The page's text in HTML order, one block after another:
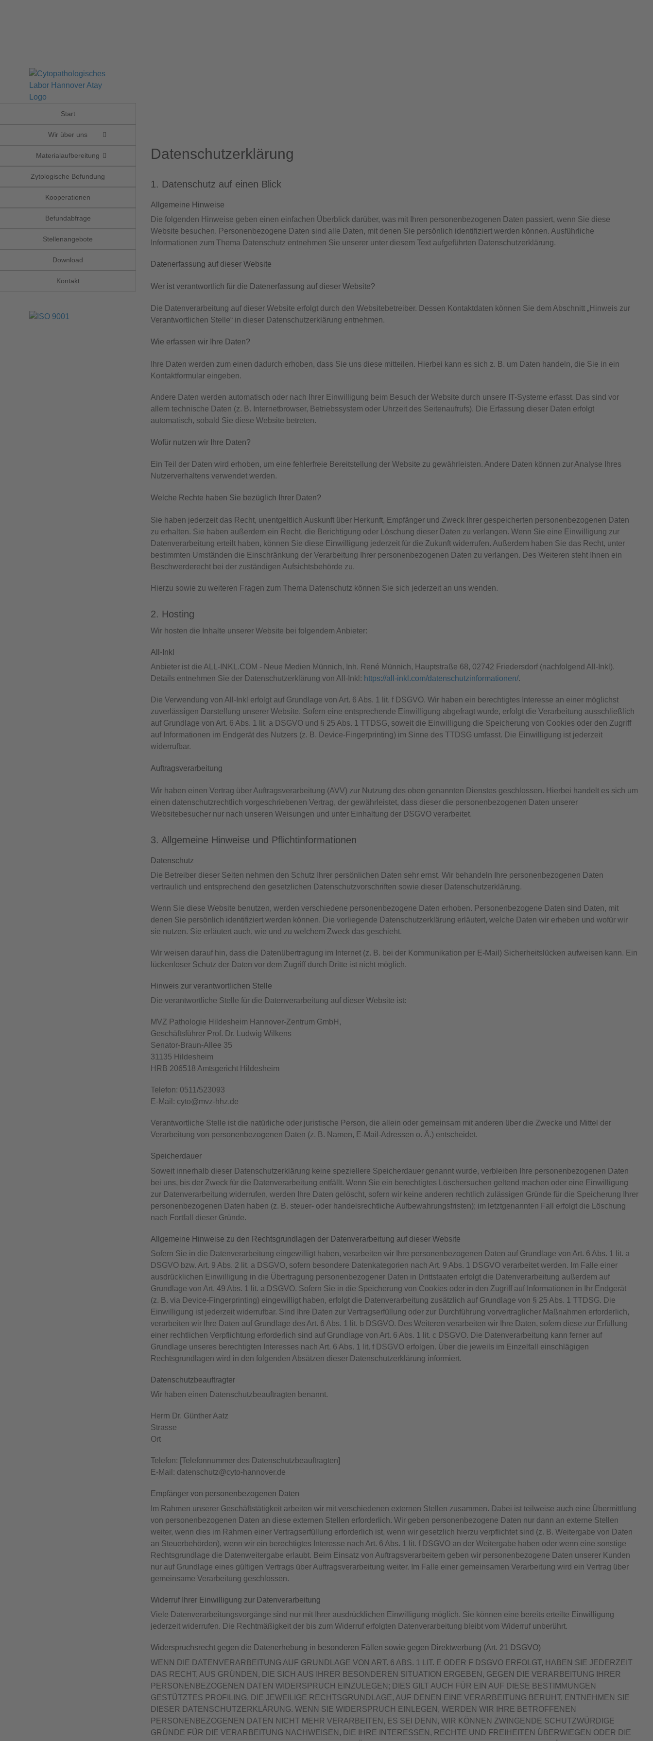
Start
Wir über uns
Materialaufbereitung
Zytologische Befundung
Kooperationen
Befundabfrage
Stellenangebote
Download
Kontakt
Datenschutz­erklärung
1. Datenschutz auf einen Blick
Allgemeine Hinweise
Die folgenden Hinweise geben einen einfachen Überblick darüber, was mit Ihren personenbezogenen Daten passiert, wenn Sie diese
Website besuchen. Personenbezogene Daten sind alle Daten, mit denen Sie persönlich identifiziert werden können. Ausführliche
Informationen zum Thema Datenschutz entnehmen Sie unserer unter diesem Text aufgeführten Datenschutzerklärung.
Datenerfassung auf dieser Website
Wer ist verantwortlich für die Datenerfassung auf dieser Website?
Die Datenverarbeitung auf dieser Website erfolgt durch den Websitebetreiber. Dessen Kontaktdaten können Sie dem Abschnitt „Hinweis zur
Verantwortlichen Stelle“ in dieser Datenschutzerklärung entnehmen.
Wie erfassen wir Ihre Daten?
Ihre Daten werden zum einen dadurch erhoben, dass Sie uns diese mitteilen. Hierbei kann es sich z. B. um Daten handeln, die Sie in ein
Kontaktformular eingeben.
Andere Daten werden automatisch oder nach Ihrer Einwilligung beim Besuch der Website durch unsere IT-Systeme erfasst. Das sind vor
allem technische Daten (z. B. Internetbrowser, Betriebssystem oder Uhrzeit des Seitenaufrufs). Die Erfassung dieser Daten erfolgt
automatisch, sobald Sie diese Website betreten.
Wofür nutzen wir Ihre Daten?
Ein Teil der Daten wird erhoben, um eine fehlerfreie Bereitstellung der Website zu gewährleisten. Andere Daten können zur Analyse Ihres
Nutzerverhaltens verwendet werden.
Welche Rechte haben Sie bezüglich Ihrer Daten?
Sie haben jederzeit das Recht, unentgeltlich Auskunft über Herkunft, Empfänger und Zweck Ihrer gespeicherten personenbezogenen Daten
zu erhalten. Sie haben außerdem ein Recht, die Berichtigung oder Löschung dieser Daten zu verlangen. Wenn Sie eine Einwilligung zur
Datenverarbeitung erteilt haben, können Sie diese Einwilligung jederzeit für die Zukunft widerrufen. Außerdem haben Sie das Recht, unter
bestimmten Umständen die Einschränkung der Verarbeitung Ihrer personenbezogenen Daten zu verlangen. Des Weiteren steht Ihnen ein
Beschwerderecht bei der zuständigen Aufsichtsbehörde zu.
Hierzu sowie zu weiteren Fragen zum Thema Datenschutz können Sie sich jederzeit an uns wenden.
2. Hosting
Wir hosten die Inhalte unserer Website bei folgendem Anbieter:
All-Inkl
Anbieter ist die ALL-INKL.COM - Neue Medien Münnich, Inh. René Münnich, Hauptstraße 68, 02742 Friedersdorf (nachfolgend All-Inkl).
Details entnehmen Sie der Datenschutzerklärung von All-Inkl: https://all-inkl.com/datenschutzinformationen/.
Die Verwendung von All-Inkl erfolgt auf Grundlage von Art. 6 Abs. 1 lit. f DSGVO. Wir haben ein berechtigtes Interesse an einer möglichst
zuverlässigen Darstellung unserer Website. Sofern eine entsprechende Einwilligung abgefragt wurde, erfolgt die Verarbeitung ausschließlich
auf Grundlage von Art. 6 Abs. 1 lit. a DSGVO und § 25 Abs. 1 TTDSG, soweit die Einwilligung die Speicherung von Cookies oder den Zugriff
auf Informationen im Endgerät des Nutzers (z. B. Device-Fingerprinting) im Sinne des TTDSG umfasst. Die Einwilligung ist jederzeit
widerrufbar.
Auftragsverarbeitung
Wir haben einen Vertrag über Auftragsverarbeitung (AVV) zur Nutzung des oben genannten Dienstes geschlossen. Hierbei handelt es sich um
einen datenschutzrechtlich vorgeschriebenen Vertrag, der gewährleistet, dass dieser die personenbezogenen Daten unserer
Websitebesucher nur nach unseren Weisungen und unter Einhaltung der DSGVO verarbeitet.
3. Allgemeine Hinweise und Pflicht­informationen
Datenschutz
Die Betreiber dieser Seiten nehmen den Schutz Ihrer persönlichen Daten sehr ernst. Wir behandeln Ihre personenbezogenen Daten
vertraulich und entsprechend den gesetzlichen Datenschutzvorschriften sowie dieser Datenschutzerklärung.
Wenn Sie diese Website benutzen, werden verschiedene personenbezogene Daten erhoben. Personenbezogene Daten sind Daten, mit
denen Sie persönlich identifiziert werden können. Die vorliegende Datenschutzerklärung erläutert, welche Daten wir erheben und wofür wir
sie nutzen. Sie erläutert auch, wie und zu welchem Zweck das geschieht.
Wir weisen darauf hin, dass die Datenübertragung im Internet (z. B. bei der Kommunikation per E-Mail) Sicherheitslücken aufweisen kann. Ein
lückenloser Schutz der Daten vor dem Zugriff durch Dritte ist nicht möglich.
Hinweis zur verantwortlichen Stelle
Die verantwortliche Stelle für die Datenverarbeitung auf dieser Website ist:
MVZ Pathologie Hildesheim Hannover-Zentrum GmbH,
Geschäftsführer Prof. Dr. Ludwig Wilkens
Senator-Braun-Allee 35
31135 Hildesheim
HRB 206518 Amtsgericht Hildesheim
Telefon: 0511/523093
E-Mail: cyto@mvz-hhz.de
Verantwortliche Stelle ist die natürliche oder juristische Person, die allein oder gemeinsam mit anderen über die Zwecke und Mittel der
Verarbeitung von personenbezogenen Daten (z. B. Namen, E-Mail-Adressen o. Ä.) entscheidet.
Speicherdauer
Soweit innerhalb dieser Datenschutzerklärung keine speziellere Speicherdauer genannt wurde, verbleiben Ihre personenbezogenen Daten
bei uns, bis der Zweck für die Datenverarbeitung entfällt. Wenn Sie ein berechtigtes Löschersuchen geltend machen oder eine Einwilligung
zur Datenverarbeitung widerrufen, werden Ihre Daten gelöscht, sofern wir keine anderen rechtlich zulässigen Gründe für die Speicherung Ihrer
personenbezogenen Daten haben (z. B. steuer- oder handelsrechtliche Aufbewahrungsfristen); im letztgenannten Fall erfolgt die Löschung
nach Fortfall dieser Gründe.
Allgemeine Hinweise zu den Rechtsgrundlagen der Datenverarbeitung auf dieser Website
Sofern Sie in die Datenverarbeitung eingewilligt haben, verarbeiten wir Ihre personenbezogenen Daten auf Grundlage von Art. 6 Abs. 1 lit. a
DSGVO bzw. Art. 9 Abs. 2 lit. a DSGVO, sofern besondere Datenkategorien nach Art. 9 Abs. 1 DSGVO verarbeitet werden. Im Falle einer
ausdrücklichen Einwilligung in die Übertragung personenbezogener Daten in Drittstaaten erfolgt die Datenverarbeitung außerdem auf
Grundlage von Art. 49 Abs. 1 lit. a DSGVO. Sofern Sie in die Speicherung von Cookies oder in den Zugriff auf Informationen in Ihr Endgerät
(z. B. via Device-Fingerprinting) eingewilligt haben, erfolgt die Datenverarbeitung zusätzlich auf Grundlage von § 25 Abs. 1 TTDSG. Die
Einwilligung ist jederzeit widerrufbar. Sind Ihre Daten zur Vertragserfüllung oder zur Durchführung vorvertraglicher Maßnahmen erforderlich,
verarbeiten wir Ihre Daten auf Grundlage des Art. 6 Abs. 1 lit. b DSGVO. Des Weiteren verarbeiten wir Ihre Daten, sofern diese zur Erfüllung
einer rechtlichen Verpflichtung erforderlich sind auf Grundlage von Art. 6 Abs. 1 lit. c DSGVO. Die Datenverarbeitung kann ferner auf
Grundlage unseres berechtigten Interesses nach Art. 6 Abs. 1 lit. f DSGVO erfolgen. Über die jeweils im Einzelfall einschlägigen
Rechtsgrundlagen wird in den folgenden Absätzen dieser Datenschutzerklärung informiert.
Datenschutz­beauftragter
Wir haben einen Datenschutzbeauftragten benannt.
Herrn Dr. Günther Aatz
Strasse
Ort
Telefon: [Telefonnummer des Datenschutzbeauftragten]
E-Mail: datenschutz@cyto-hannover.de
Empfänger von personenbezogenen Daten
Im Rahmen unserer Geschäftstätigkeit arbeiten wir mit verschiedenen externen Stellen zusammen. Dabei ist teilweise auch eine Übermittlung
von personenbezogenen Daten an diese externen Stellen erforderlich. Wir geben personenbezogene Daten nur dann an externe Stellen
weiter, wenn dies im Rahmen einer Vertragserfüllung erforderlich ist, wenn wir gesetzlich hierzu verpflichtet sind (z. B. Weitergabe von Daten
an Steuerbehörden), wenn wir ein berechtigtes Interesse nach Art. 6 Abs. 1 lit. f DSGVO an der Weitergabe haben oder wenn eine sonstige
Rechtsgrundlage die Datenweitergabe erlaubt. Beim Einsatz von Auftragsverarbeitern geben wir personenbezogene Daten unserer Kunden
nur auf Grundlage eines gültigen Vertrags über Auftragsverarbeitung weiter. Im Falle einer gemeinsamen Verarbeitung wird ein Vertrag über
gemeinsame Verarbeitung geschlossen.
Widerruf Ihrer Einwilligung zur Datenverarbeitung
Viele Datenverarbeitungsvorgänge sind nur mit Ihrer ausdrücklichen Einwilligung möglich. Sie können eine bereits erteilte Einwilligung
jederzeit widerrufen. Die Rechtmäßigkeit der bis zum Widerruf erfolgten Datenverarbeitung bleibt vom Widerruf unberührt.
Widerspruchsrecht gegen die Datenerhebung in besonderen Fällen sowie gegen Direktwerbung (Art. 21 DSGVO)
WENN DIE DATENVERARBEITUNG AUF GRUNDLAGE VON ART. 6 ABS. 1 LIT. E ODER F DSGVO ERFOLGT, HABEN SIE JEDERZEIT
DAS RECHT, AUS GRÜNDEN, DIE SICH AUS IHRER BESONDEREN SITUATION ERGEBEN, GEGEN DIE VERARBEITUNG IHRER
PERSONENBEZOGENEN DATEN WIDERSPRUCH EINZULEGEN; DIES GILT AUCH FÜR EIN AUF DIESE BESTIMMUNGEN
GESTÜTZTES PROFILING. DIE JEWEILIGE RECHTSGRUNDLAGE, AUF DENEN EINE VERARBEITUNG BERUHT, ENTNEHMEN SIE
DIESER DATENSCHUTZERKLÄRUNG. WENN SIE WIDERSPRUCH EINLEGEN, WERDEN WIR IHRE BETROFFENEN
PERSONENBEZOGENEN DATEN NICHT MEHR VERARBEITEN, ES SEI DENN, WIR KÖNNEN ZWINGENDE SCHUTZWÜRDIGE
GRÜNDE FÜR DIE VERARBEITUNG NACHWEISEN, DIE IHRE INTERESSEN, RECHTE UND FREIHEITEN ÜBERWIEGEN ODER DIE